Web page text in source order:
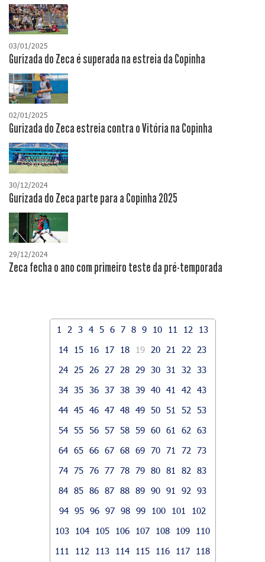
03/01/2025
Gurizada do Zeca é superada na estreia da Copinha
02/01/2025
Gurizada do Zeca estreia contra o Vitória na Copinha
30/12/2024
Gurizada do Zeca parte para a Copinha 2025
29/12/2024
Zeca fecha o ano com primeiro teste da pré-temporada
1 2 3 4 5 6 7 8 9 10 11 12
13
14
15 16 17 18 19 20 21 22
23
24
25 26 27 28 29 30 31 32
33
34 35 36 37 38 39 40 41 42
43
44 45 46 47 48 49 50 51 52
53
54 55 56 57 58 59 60 61 62
63
64 65 66 67 68 69 70 71 72
73
74 75 76 77 78 79 80 81 82
83
84 85 86 87 88 89 90 91 92
93
94 95 96 97 98 99 100 101
102
103
104 105 106 107 108 109
110
111
112 113 114 115 116 117
118